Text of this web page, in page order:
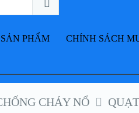
PHẨM CHÍNH SÁCH
CHÁY NỔ